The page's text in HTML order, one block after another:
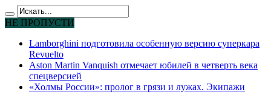
НЕ ПРОПУСТИ
Lamborghini подготовила особенную версию суперкара
Revuelto
Aston Martin Vanquish отмечает юбилей в четверть века
спецверсией
«Холмы России»: пролог в грязи и лужах. Экипажи